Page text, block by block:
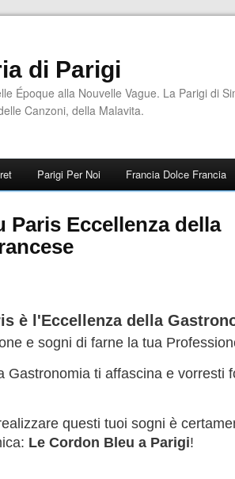
di Parigi
Époque alla Nouvelle Vague. La Parigi di
Canzoni, della Malavita.
Parigi Per Noi Francia Dolce Francia
Paris Eccellenza della
è l'Eccellenza della
e sogni di farne la tua
Gastronomia ti affascina e vorresti
questi tuoi sogni è
Le Cordon Bleu a Parigi!